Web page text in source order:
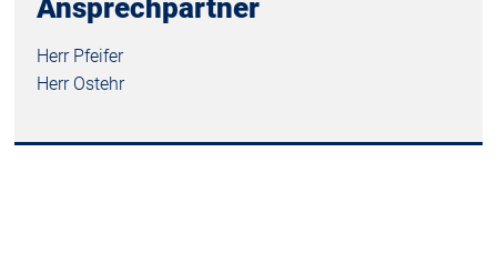
Ansprechpartner
Herr Pfeifer
Herr Ostehr